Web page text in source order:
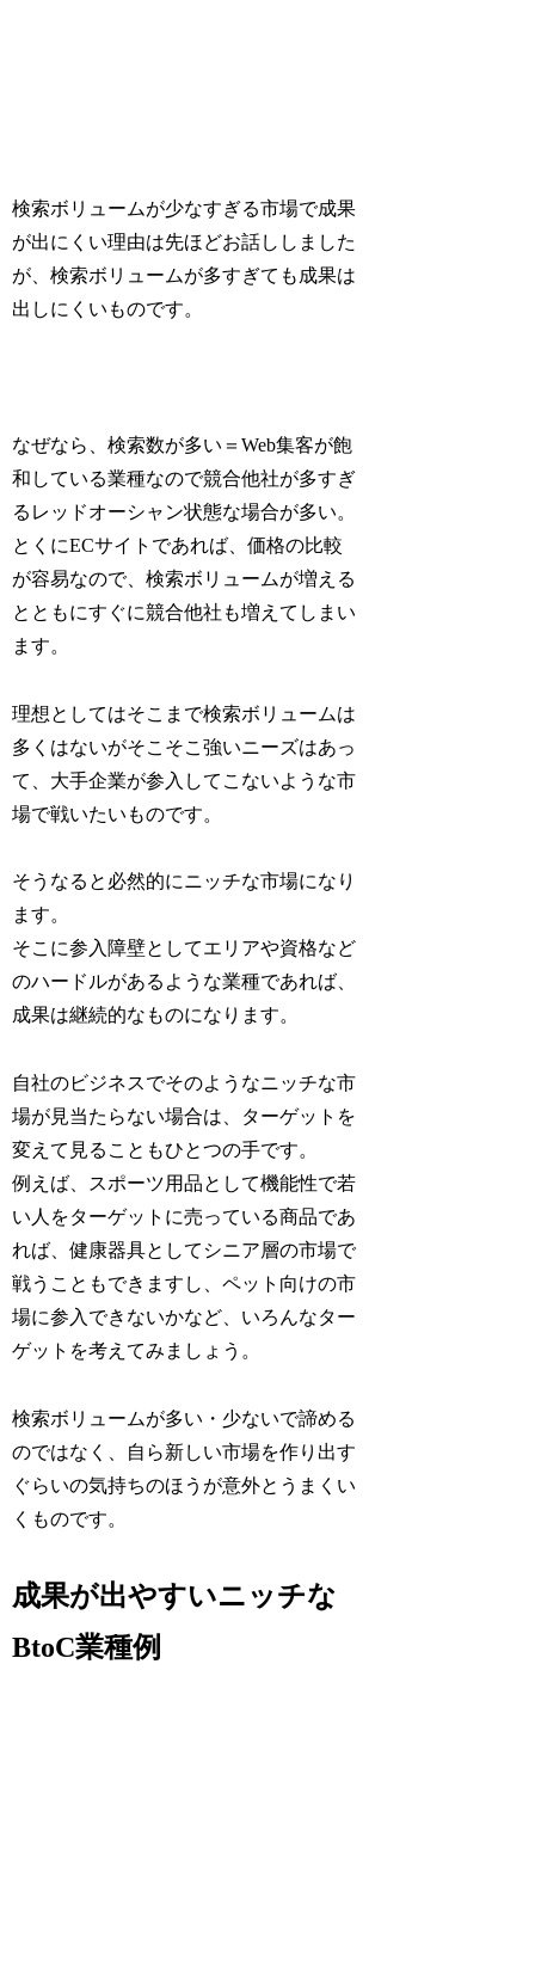
検索ボリュームが少なすぎる市場で成果
が出にくい理由は先ほどお話ししました
が、検索ボリュームが多すぎても成果は
出しにくいものです。
なぜなら、検索数が多い＝Web集客が飽
和している業種なので競合他社が多すぎ
るレッドオーシャン状態な場合が多い。
とくにECサイトであれば、価格の比較
が容易なので、検索ボリュームが増える
とともにすぐに競合他社も増えてしまい
ます。
理想としてはそこまで検索ボリュームは
多くはないがそこそこ強いニーズはあっ
て、大手企業が参入してこないような市
場で戦いたいものです。
そうなると必然的にニッチな市場になり
ます。
そこに参入障壁としてエリアや資格など
のハードルがあるような業種であれば、
成果は継続的なものになります。
自社のビジネスでそのようなニッチな市
場が見当たらない場合は、ターゲットを
変えて見ることもひとつの手です。
例えば、スポーツ用品として機能性で若
い人をターゲットに売っている商品であ
れば、健康器具としてシニア層の市場で
戦うこともできますし、ペット向けの市
場に参入できないかなど、いろんなター
ゲットを考えてみましょう。
検索ボリュームが多い・少ないで諦める
のではなく、自ら新しい市場を作り出す
ぐらいの気持ちのほうが意外とうまくい
くものです。
成果が出やすいニッチな
BtoC業種例